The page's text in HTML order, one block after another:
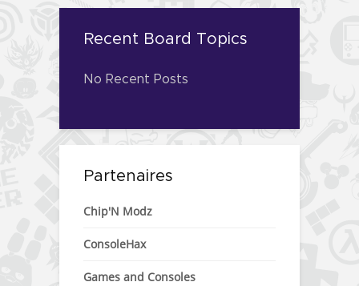
Recent Board Topics
No Recent Posts
Partenaires
Chip'N Modz
ConsoleHax
Games and Consoles